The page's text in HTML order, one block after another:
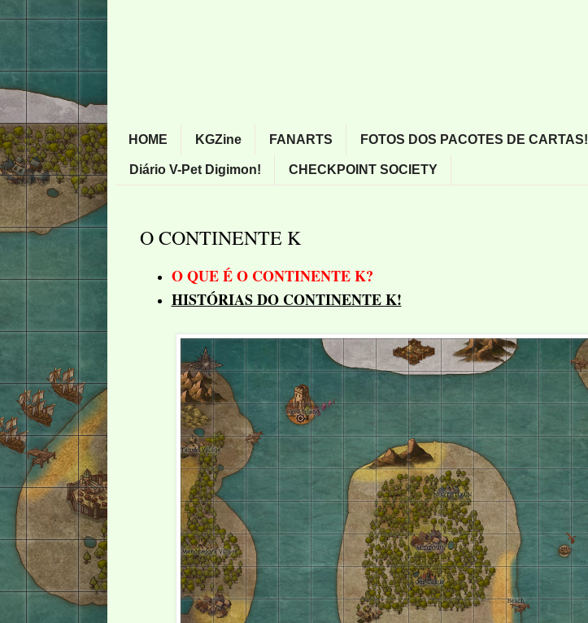
HOME KGZine FANARTS FOTOS DOS PACOTES DE CARTAS!
Diário V-Pet Digimon! CHECKPOINT SOCIETY
O CONTINENTE K
O QUE É O CONTINENTE K?
HISTÓRIAS DO CONTINENTE K!